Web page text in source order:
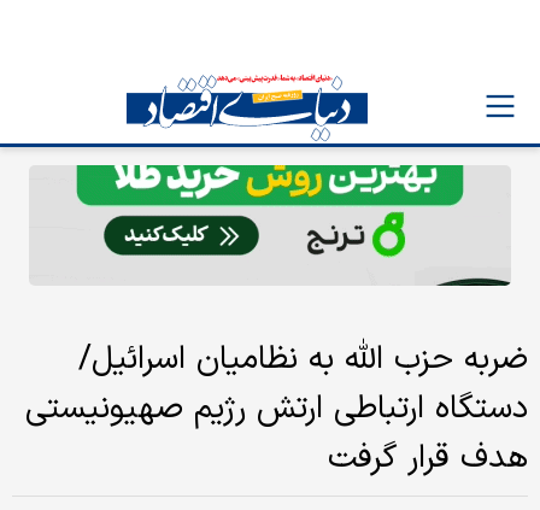
ضربه حزب الله به نظامیان اسرائیل/
دستگاه ارتباطی ارتش رژیم صهیونیستی
هدف قرار گرفت